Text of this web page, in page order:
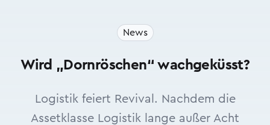
News
Wird „Dornröschen“ wachgeküsst?
Logistik feiert Revival. Nachdem die
Assetklasse Logistik lange außer Acht